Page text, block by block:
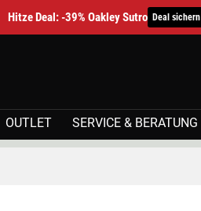
Hitze Deal: -39% Oakley Sutro Deal sichern
OUTLET SERVICE & BERATUNG